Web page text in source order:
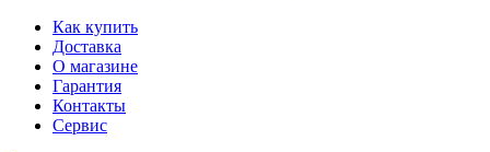
Как купить
Доставка
О магазине
Гарантия
Контакты
Сервис